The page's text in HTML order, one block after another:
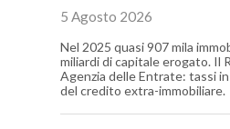
5 Agosto 2026
Nel 2025 quasi 907 mila
miliardi di capitale erogato. Il
Agenzia delle Entrate: tassi
del credito extra-immobiliare.